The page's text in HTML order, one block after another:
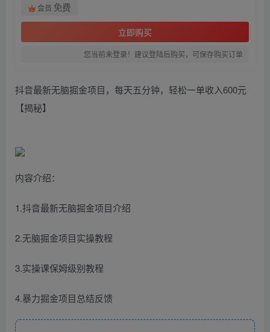
会员 免费
立即购买
您当前未登录！建议登陆后购买，可保存购买订单
抖音最新无脑掘金项目，每天五分钟，轻松一单收入600元
【揭秘】
内容介绍：
1.抖音最新无脑掘金项目介绍
2.无脑掘金项目实操教程
3.实操课保姆级别教程
4.暴力掘金项目总结反馈